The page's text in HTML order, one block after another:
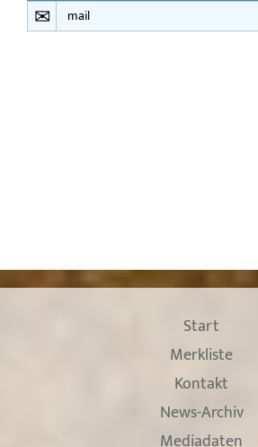
mail
Start
Merkliste
Kontakt
News-Archiv
Mediadaten